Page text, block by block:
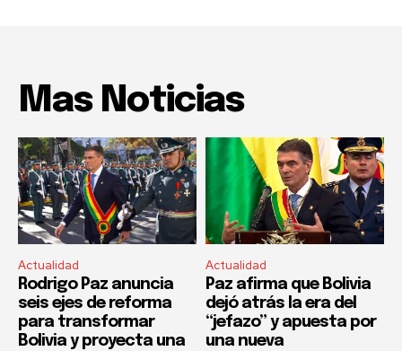
Mas Noticias
Actualidad
Rodrigo Paz anuncia
seis ejes de reforma
para transformar
Bolivia y proyecta una
Actualidad
Paz afirma que Bolivia
dejó atrás la era del
“jefazo” y apuesta por
una nueva